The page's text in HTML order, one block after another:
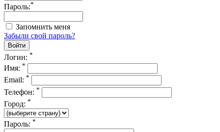
Пароль:*
Запомнить меня
Забыли свой пароль?
Логин: *
Имя: *
Email: *
Телефон: *
Город: *
Пароль: *